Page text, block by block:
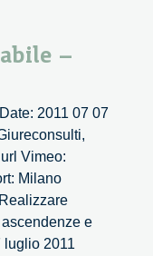
–
2011 07 07
Vimeo:
Milano
ascendenze e
luglio 2011